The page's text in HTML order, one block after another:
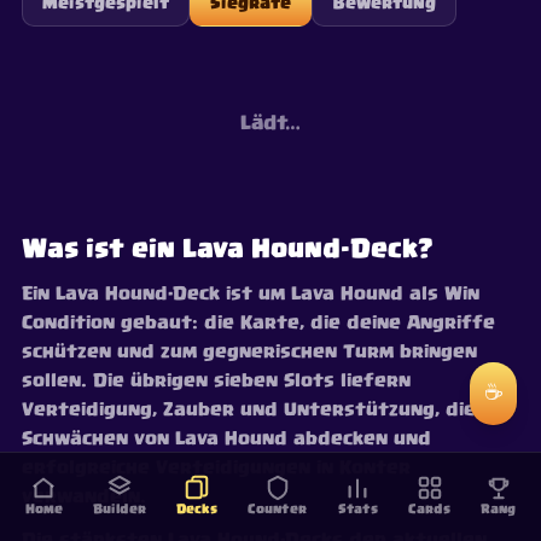
Meistgespielt Siegrate Bewertung
Lädt…
Was ist ein Lava Hound-Deck?
Ein Lava Hound-Deck ist um Lava Hound als Win
Condition gebaut: die Karte, die deine Angriffe
schützen und zum gegnerischen Turm bringen
sollen. Die übrigen sieben Slots liefern
Verteidigung, Zauber und Unterstützung, die die
Schwächen von Lava Hound abdecken und
verwandeln.
Home Builder Decks Counter Stats Cards Rang
☕